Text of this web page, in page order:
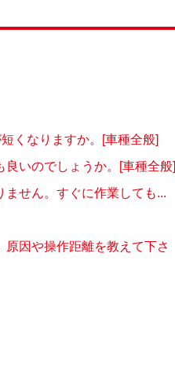
くなりますか。[車種全般]
いのでしょうか。[車種全般]
せん。すぐに作業しても...
因や操作距離を教えて下さ